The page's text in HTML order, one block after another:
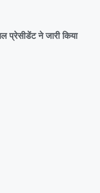
प्रेसीडेंट ने जारी किया